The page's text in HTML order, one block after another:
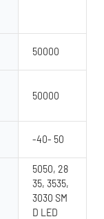
50000
50000
-40- 50
5050, 28
35, 3535,
3030 SM
D LED